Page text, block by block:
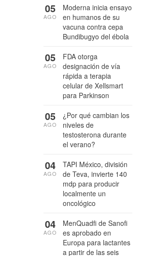
Moderna inicia ensayo
en humanos de su
vacuna contra cepa
Bundibugyo del ébola
05
AGO
FDA otorga
designación de vía
rápida a terapia
celular de Xellsmart
para Parkinson
05
AGO
¿Por qué cambian los
niveles de
testosterona durante
el verano?
05
AGO
TAPI México, división
de Teva, invierte 140
mdp para producir
localmente un
oncológico
04
AGO
MenQuadfi de Sanofi
es aprobado en
Europa para lactantes
a partir de las seis
04
AGO